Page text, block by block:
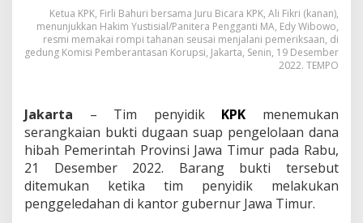
D
o
k
u
D
i
d
u
a
B
Ketua KPK, Firli Bahuri bersama Juru Bicara KPK, Ali Fikri (kanan),
menunjukkan Hakim Yustisial/Panitera Pengganti MA, Edy Wibowo,
resmi memakai rompi tahanan seusai menjalani pemeriksaan, di
gedung Komisi Pemberantasan Korupsi, Jakarta, Senin, 19 Desember
2022. TEMPO
Jakarta – Tim penyidik KPK menemukan
serangkaian bukti dugaan suap pengelolaan dana
hibah Pemerintah Provinsi Jawa Timur pada Rabu,
21 Desember 2022. Barang bukti tersebut
ditemukan ketika tim penyidik melakukan
penggeledahan di kantor gubernur Jawa Timur.